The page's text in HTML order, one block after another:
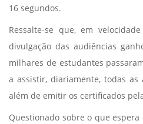
16 segundos.
Ressalte-se que, em
divulgação das audiências
milhares de estudantes
a assistir, diariamente, todas as
além de emitir os certificados
Questionado sobre o que